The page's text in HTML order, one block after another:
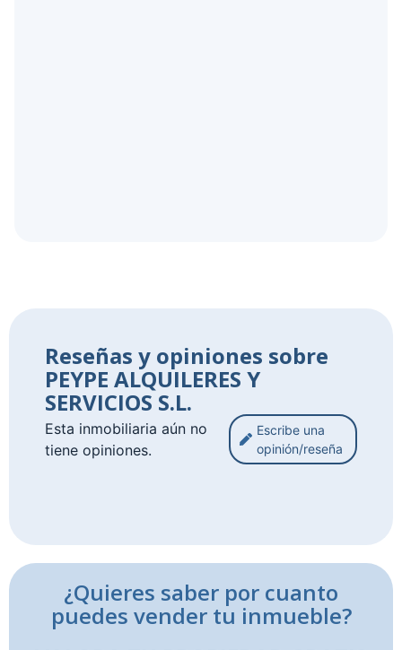
Reseñas y opiniones sobre
PEYPE ALQUILERES Y
SERVICIOS S.L.
Esta inmobiliaria aún no
tiene opiniones.
Escribe una
opinión/reseña
¿Quieres saber por cuanto
puedes vender tu inmueble?